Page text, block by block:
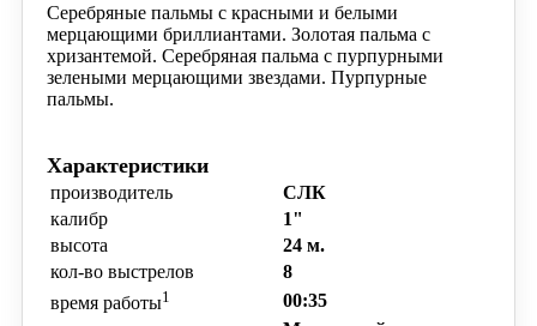
Серебряные пальмы с красными и белыми
мерцающими бриллиантами. Золотая пальма с
хризантемой. Серебряная пальма с пурпурными
зелеными мерцающими звездами. Пурпурные
пальмы.
Характеристики
производитель
СЛК
калибр
1"
высота
24 м.
кол-во выстрелов
8
время работы1
00:35